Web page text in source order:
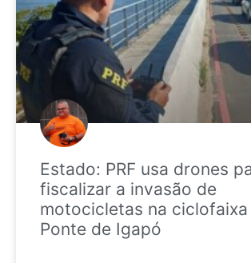
Estado: PRF usa drones
fiscalizar a invasão de
motocicletas na ciclofaixa
Ponte de Igapó